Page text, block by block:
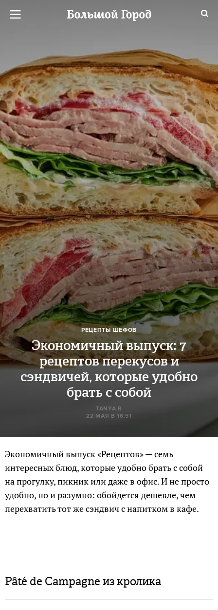
РЕЦЕПТЫ ШЕФОВ
Экономичный выпуск: 7
рецептов перекусов и
сэндвичей, которые удобно
брать с собой
TANYA R
22 МАЯ В 16:51
Экономичный выпуск «Рецептов» — семь
интересных блюд, которые удобно брать с собой
на прогулку, пикник или даже в офис. И не просто
удобно, но и разумно: обойдется дешевле, чем
перехватить тот же сэндвич с напитком в кафе.
Pâté de Campagne из кролика